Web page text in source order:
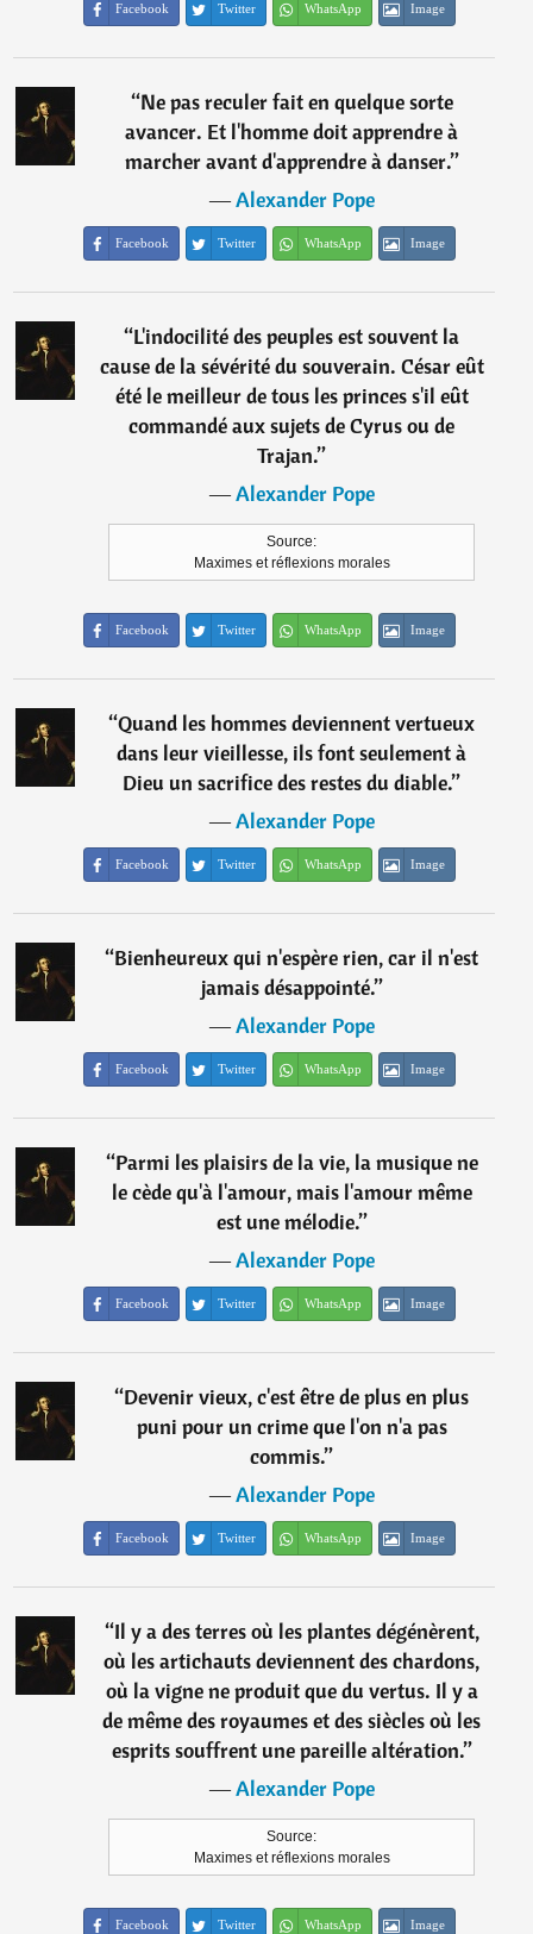
Facebook Twitter WhatsApp Image
“Ne pas reculer fait en quelque sorte
avancer. Et l'homme doit apprendre à
marcher avant d'apprendre à danser.”
―Alexander Pope
Facebook Twitter WhatsApp Image
“L'indocilité des peuples est souvent la
cause de la sévérité du souverain. César eût
été le meilleur de tous les princes s'il eût
commandé aux sujets de Cyrus ou de
Trajan.”
―Alexander Pope
Source:
Maximes et réflexions morales
Facebook Twitter WhatsApp Image
“Quand les hommes deviennent vertueux
dans leur vieillesse, ils font seulement à
Dieu un sacrifice des restes du diable.”
―Alexander Pope
Facebook Twitter WhatsApp Image
“Bienheureux qui n'espère rien, car il n'est
jamais désappointé.”
―Alexander Pope
Facebook Twitter WhatsApp Image
“Parmi les plaisirs de la vie, la musique ne
le cède qu'à l'amour, mais l'amour même
est une mélodie.”
―Alexander Pope
Facebook Twitter WhatsApp Image
“Devenir vieux, c'est être de plus en plus
puni pour un crime que l'on n'a pas
commis.”
―Alexander Pope
Facebook Twitter WhatsApp Image
“Il y a des terres où les plantes dégénèrent,
où les artichauts deviennent des chardons,
où la vigne ne produit que du vertus. Il y a
de même des royaumes et des siècles où les
esprits souffrent une pareille altération.”
―Alexander Pope
Source:
Maximes et réflexions morales
Facebook Twitter WhatsApp Image